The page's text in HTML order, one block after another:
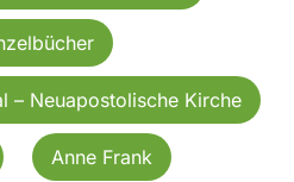
– Neuapostolische Kirche
Anne Frank